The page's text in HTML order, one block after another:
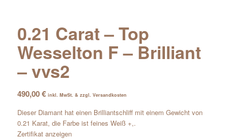
0.21 Carat – Top
Wesselton F – Brilliant
– vvs2
490,00€ inkl. MwSt. & zzgl. Versandkosten
Dieser Diamant hat einen Brilliantschliff mit einem Gewicht von
0.21 Karat, die Farbe ist feines Weiß +,.
Zertifikat anzeigen